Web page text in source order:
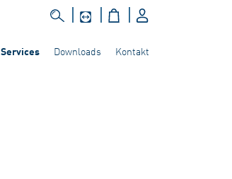
Services Downloads Kontakt